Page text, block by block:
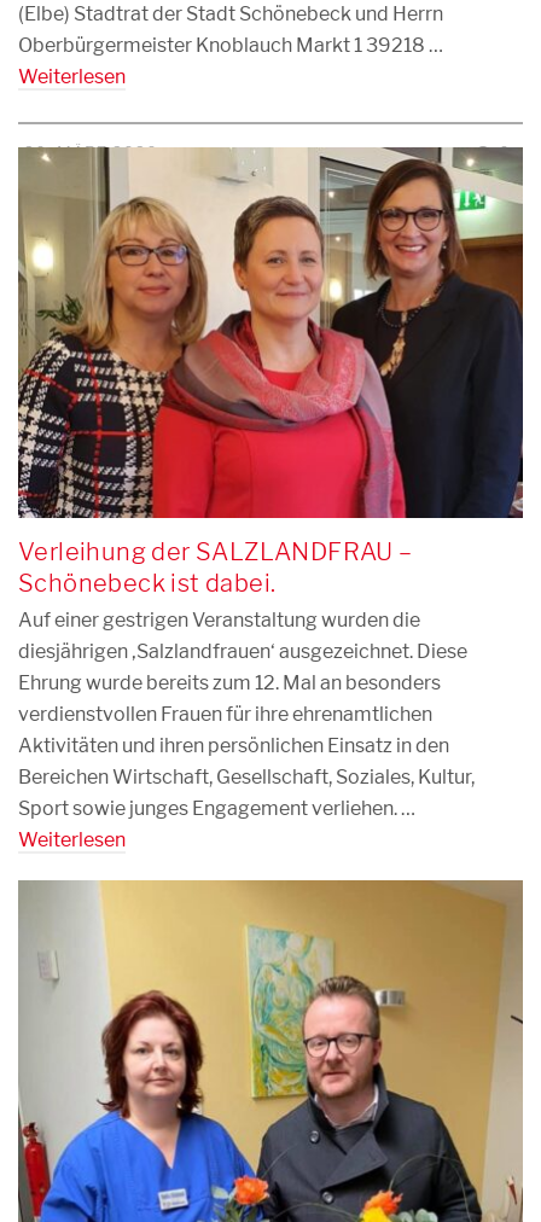
(Elbe) Stadtrat der Stadt Schönebeck und Herrn
Oberbürgermeister Knoblauch Markt 1 39218 …
Weiterlesen
20. MÄRZ 2020 0
Verleihung der SALZLANDFRAU –
Schönebeck ist dabei.
Auf einer gestrigen Veranstaltung wurden die
diesjährigen ‚Salzlandfrauen‘ ausgezeichnet. Diese
Ehrung wurde bereits zum 12. Mal an besonders
verdienstvollen Frauen für ihre ehrenamtlichen
Aktivitäten und ihren persönlichen Einsatz in den
Bereichen Wirtschaft, Gesellschaft, Soziales, Kultur,
Sport sowie junges Engagement verliehen. …
Weiterlesen
9. MÄRZ 2020